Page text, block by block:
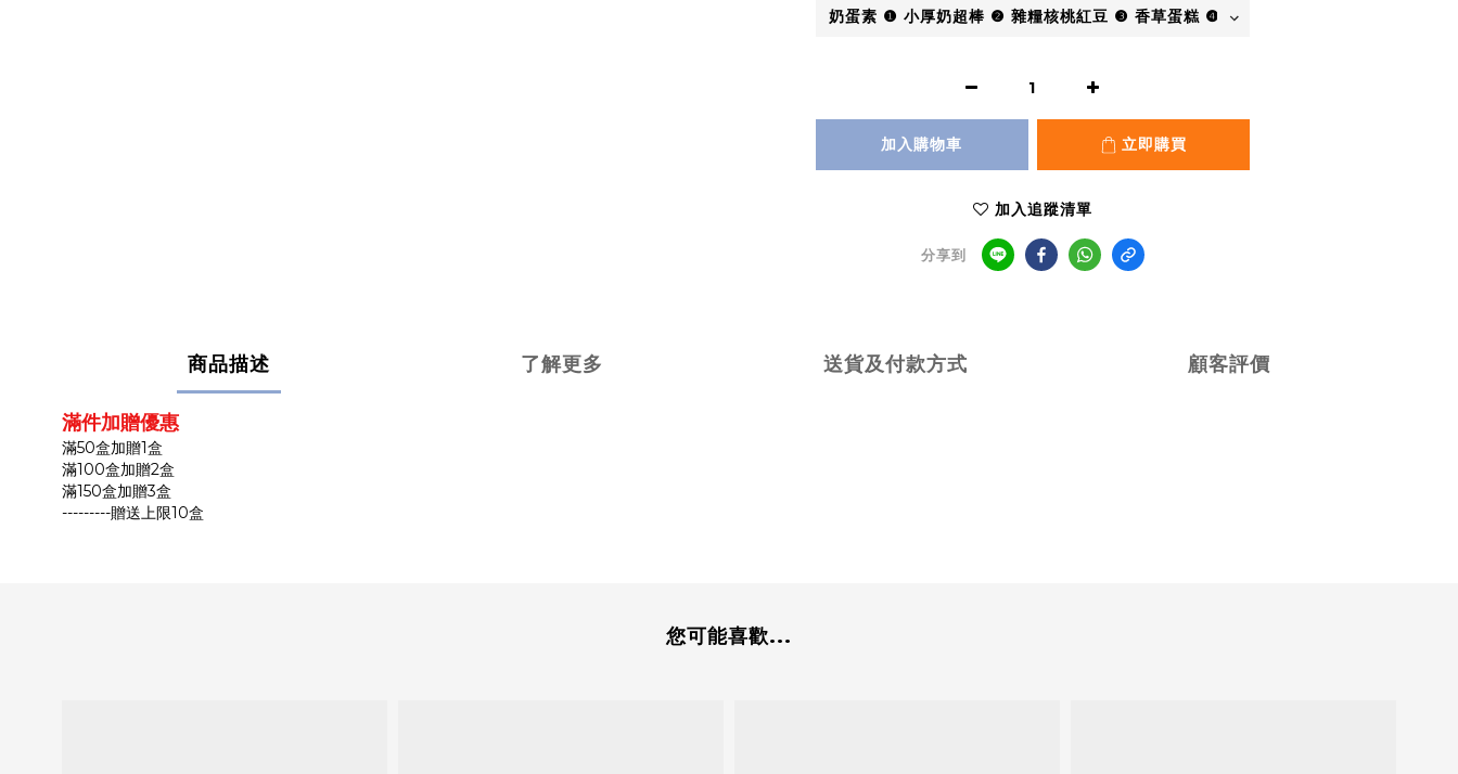
加入購物車 立即購買
加入追蹤清單
分享到
商品描述 了解更多 送貨及付款方式 顧客評價
滿件加贈優惠
滿50盒加贈1盒
滿100盒加贈2盒
滿150盒加贈3盒
---------贈送上限10盒
您可能喜歡...